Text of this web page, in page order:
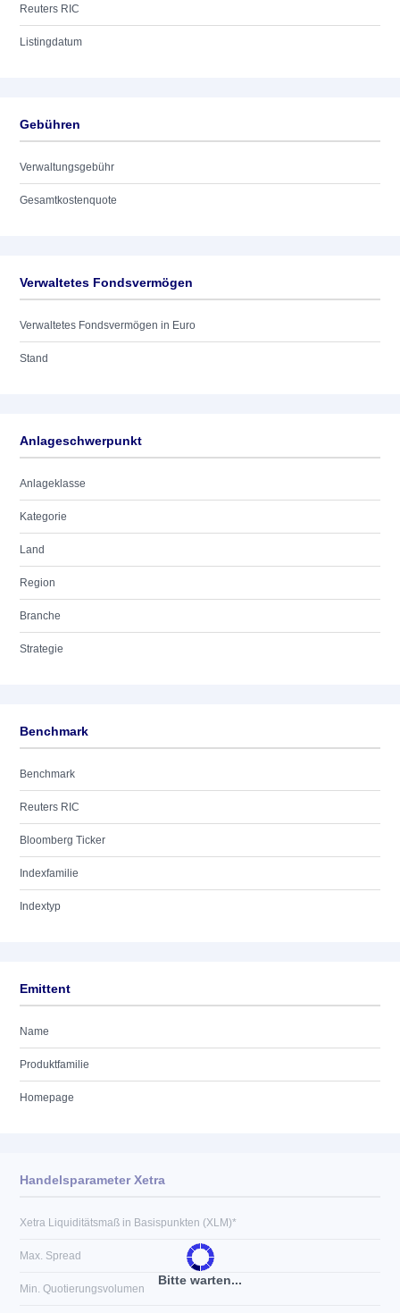
Reuters RIC
Listingdatum
Gebühren
Verwaltungsgebühr
Gesamtkostenquote
Verwaltetes Fondsvermögen
Verwaltetes Fondsvermögen in Euro
Stand
Anlageschwerpunkt
Anlageklasse
Kategorie
Land
Region
Branche
Strategie
Benchmark
Benchmark
Reuters RIC
Bloomberg Ticker
Indexfamilie
Indextyp
Emittent
Name
Produktfamilie
Homepage
Bitte warten...
Handelsparameter Xetra
Xetra Liquiditätsmaß in Basispunkten (XLM)*
Max. Spread
Min. Quotierungsvolumen